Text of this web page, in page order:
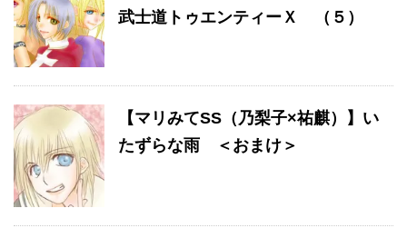
武士道トゥエンティーＸ （５）
【マリみてSS（乃梨子×祐麒）】い
たずらな雨 ＜おまけ＞